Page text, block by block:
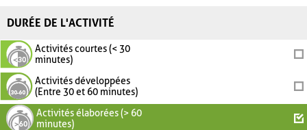
DURÉE DE L'ACTIVITÉ
Activités courtes (< 30
minutes)
Activités développées
(Entre 30 et 60 minutes)
Activités élaborées (> 60
minutes)